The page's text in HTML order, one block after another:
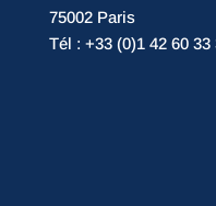
75002 Paris
Tél : +33 (0)1 42 60 33